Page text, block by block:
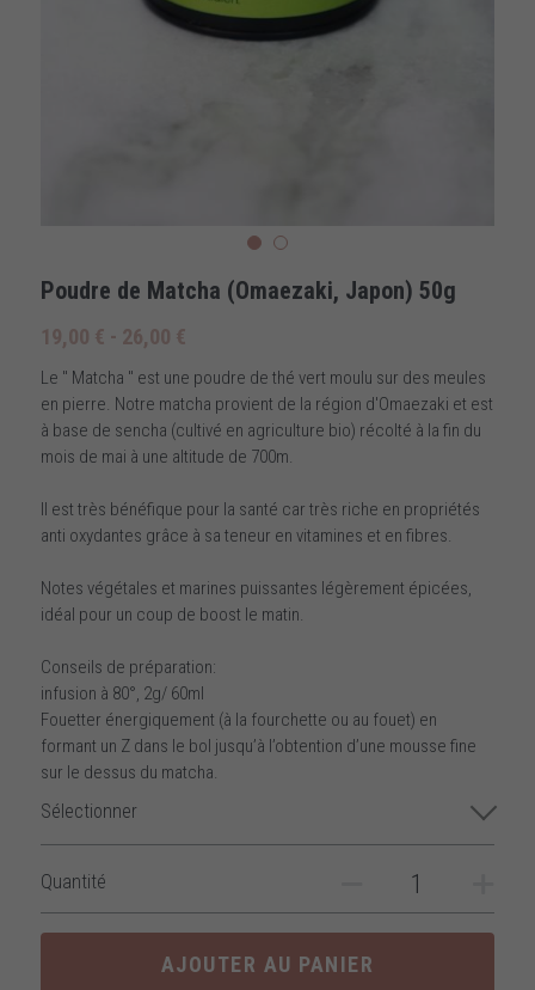
Poudre de Matcha (Omaezaki, Japon) 50g
19,00 € - 26,00 €
Le " Matcha " est une poudre de thé vert moulu sur des meules
en pierre. Notre matcha provient de la région d'Omaezaki et est
à base de sencha (cultivé en agriculture bio) récolté à la fin du
mois de mai à une altitude de 700m.
Il est très bénéfique pour la santé car très riche en propriétés
anti oxydantes grâce à sa teneur en vitamines et en fibres.
Notes végétales et marines puissantes légèrement épicées,
idéal pour un coup de boost le matin.
Conseils de préparation:
infusion à 80°, 2g/ 60ml
Fouetter énergiquement (à la fourchette ou au fouet) en
formant un Z dans le bol jusqu’à l’obtention d’une mousse fine
sur le dessus du matcha.
Sélectionner
Quantité
AJOUTER AU PANIER